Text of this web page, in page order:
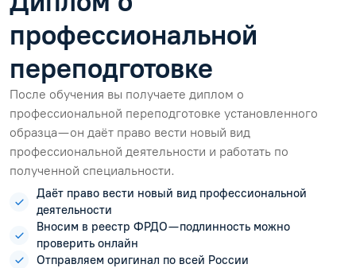
профессиональной
переподготовке
После обучения вы получаете диплом о
профессиональной переподготовке установленного
образца — он даёт право вести новый вид
профессиональной деятельности и работать по
полученной специальности.
Даёт право вести новый вид профессиональной
деятельности
Вносим в реестр ФРДО — подлинность можно
проверить онлайн
Отправляем оригинал по всей России